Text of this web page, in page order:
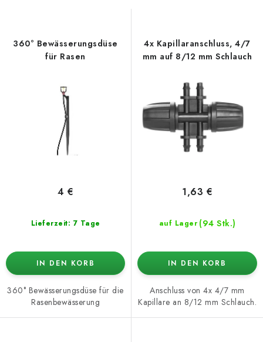
e360° Bewässerungsdüse
für Rasen
Lieferzeit: 7 Tage
4 €
IN DEN KORB
360° Bewässerungsdüse für die
Rasenbewässerung
4x Kapillaranschluss, 4/7
mm auf 8/12 mm Schlauch
auf Lager (94 Stk.)
1,63 €
IN DEN KORB
Anschluss von 4x 4/7 mm
Kapillare an 8/12 mm Schlauch.